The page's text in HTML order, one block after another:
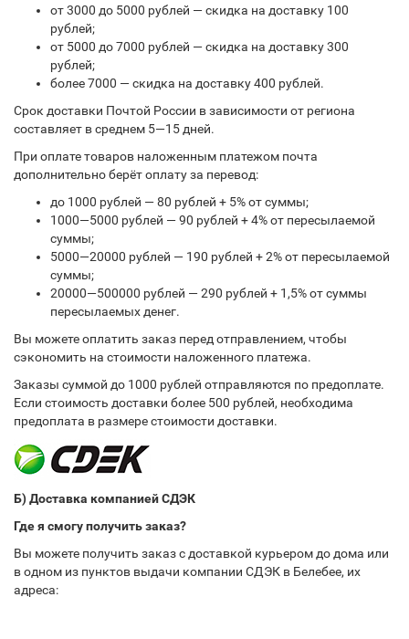
от 3000 до 5000 рублей — скидка на доставку 100
рублей;
от 5000 до 7000 рублей — скидка на доставку 300
рублей;
более 7000 — скидка на доставку 400 рублей.
Срок доставки Почтой России в зависимости от региона
составляет в среднем 5—15 дней.
При оплате товаров наложенным платежом почта
дополнительно берёт оплату за перевод:
до 1000 рублей — 80 рублей + 5% от суммы;
1000—5000 рублей — 90 рублей + 4% от пересылаемой
суммы;
5000—20000 рублей — 190 рублей + 2% от пересылаемой
суммы;
20000—500000 рублей — 290 рублей + 1,5% от суммы
пересылаемых денег.
Вы можете оплатить заказ перед отправлением, чтобы
сэкономить на стоимости наложенного платежа.
Заказы суммой до 1000 рублей отправляются по предоплате.
Если стоимость доставки более 500 рублей, необходима
предоплата в размере стоимости доставки.
Б) Доставка компанией СДЭК
Где я смогу получить заказ?
Вы можете получить заказ с доставкой курьером до дома или
в одном из пунктов выдачи компании СДЭК в Белебее, их
адреса: